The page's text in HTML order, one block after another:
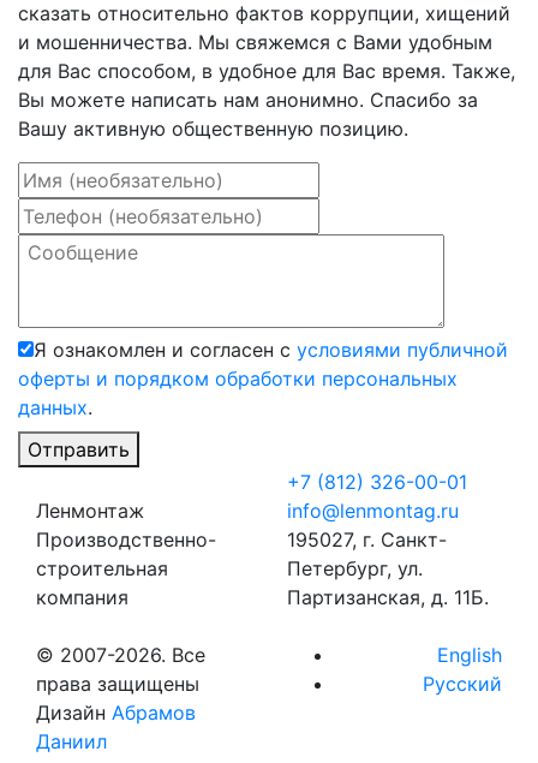
сказать относительно фактов коррупции, хищений
и мошенничества. Мы свяжемся с Вами удобным
для Вас способом, в удобное для Вас время. Также,
Вы можете написать нам анонимно. Спасибо за
Вашу активную общественную позицию.
Я ознакомлен и согласен с условиями публичной
оферты и порядком обработки персональных
данных.
Отправить
Ленмонтаж
Производственно-
строительная
компания
+7 (812) 326-00-01
info@lenmontag.ru
195027, г. Санкт-
Петербург, ул.
Партизанская, д. 11Б.
© 2007-2026. Все
права защищены
Дизайн Абрамов
Даниил
English
Русский